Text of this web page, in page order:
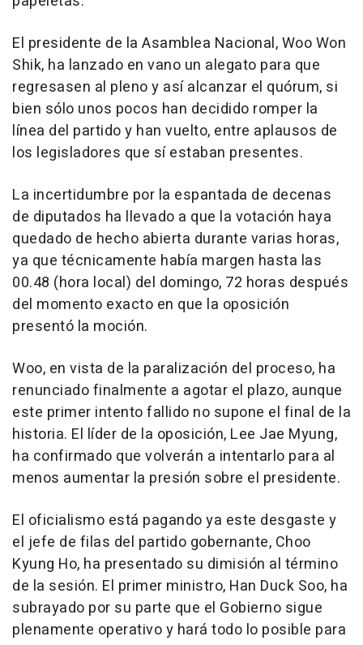
El presidente de la Asamblea Nacional, Woo Won
Shik, ha lanzado en vano un alegato para que
regresasen al pleno y así alcanzar el quórum, si
bien sólo unos pocos han decidido romper la
línea del partido y han vuelto, entre aplausos de
los legisladores que sí estaban presentes.
La incertidumbre por la espantada de decenas
de diputados ha llevado a que la votación haya
quedado de hecho abierta durante varias horas,
ya que técnicamente había margen hasta las
00.48 (hora local) del domingo, 72 horas después
del momento exacto en que la oposición
presentó la moción.
Woo, en vista de la paralización del proceso, ha
renunciado finalmente a agotar el plazo, aunque
este primer intento fallido no supone el final de la
historia. El líder de la oposición, Lee Jae Myung,
ha confirmado que volverán a intentarlo para al
menos aumentar la presión sobre el presidente.
El oficialismo está pagando ya este desgaste y
el jefe de filas del partido gobernante, Choo
Kyung Ho, ha presentado su dimisión al término
de la sesión. El primer ministro, Han Duck Soo, ha
subrayado por su parte que el Gobierno sigue
plenamente operativo y hará todo lo posible para